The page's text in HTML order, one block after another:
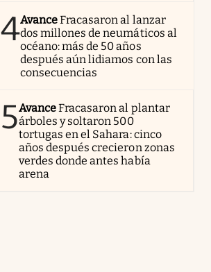
4AvanceFracasaron al lanzar
dos millones de neumáticos al
océano: más de 50 años
después aún lidiamos con las
consecuencias
5AvanceFracasaron al plantar
árboles y soltaron 500
tortugas en el Sahara: cinco
años después crecieron zonas
verdes donde antes había
arena